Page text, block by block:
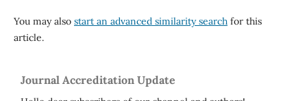
You may also start an advanced similarity searchfor this
article.
Journal Accreditation Update